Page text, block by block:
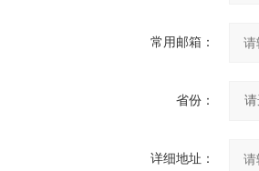
常用邮箱：
省份：
详细地址：